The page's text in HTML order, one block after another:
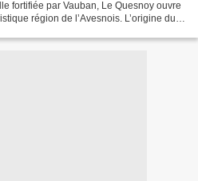
fortifiée par Vauban, Le Quesnoy ouvre
région de l’Avesnois. L’origine du